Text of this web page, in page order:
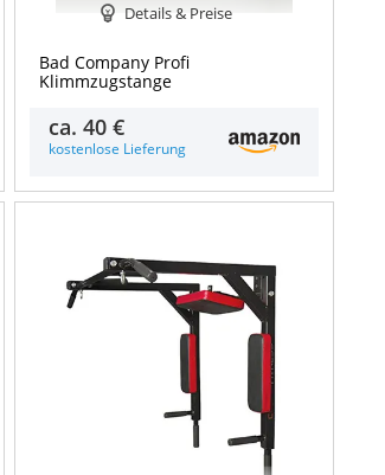
Details & Preise
Bad Company Profi
Klimmzugstange
ca.40 €
kostenlose Lieferung